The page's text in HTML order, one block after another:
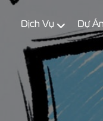
Dịch Vụ Dự Án